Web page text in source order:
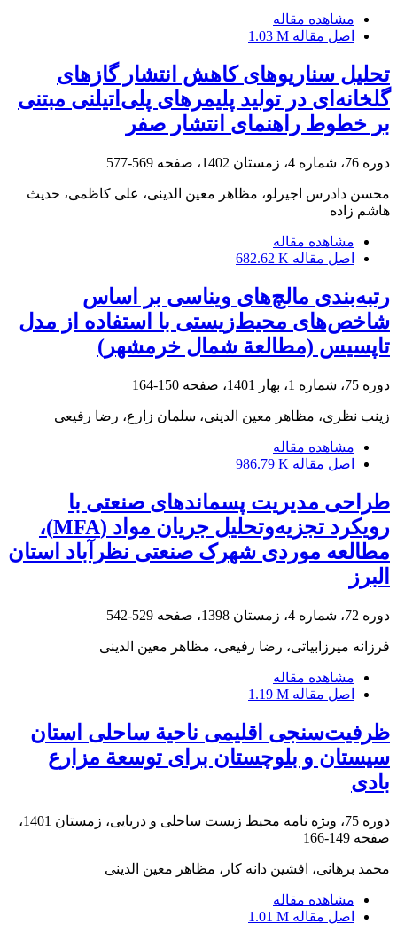
مشاهده مقاله
اصل مقاله 1.03 M
تحلیل سناریو‌های کاهش انتشار گازهای
گلخانه‌ای در تولید پلیمر‌های پلی‌اتیلنی مبتنی
بر خطوط راهنمای انتشار صفر
دوره 76، شماره 4، زمستان 1402، صفحه 569-577
محسن دادرس اجیرلو، مظاهر معین الدینی، علی کاظمی، حدیث
هاشم زاده
مشاهده مقاله
اصل مقاله 682.62 K
رتبه‌بندی مالچ‌های ویناسی بر اساس
شاخص‌های محیط‌زیستی با استفاده از مدل
تاپسیس (مطالعة شمال خرمشهر)
دوره 75، شماره 1، بهار 1401، صفحه 150-164
زینب نظری، مظاهر معین الدینی، سلمان زارع، رضا رفیعی
مشاهده مقاله
اصل مقاله 986.79 K
طراحی مدیریت پسماندهای صنعتی با
رویکرد تجزیه‌وتحلیل جریان مواد (MFA)،
مطالعه موردی شهرک صنعتی نظرآباد استان
البرز
دوره 72، شماره 4، زمستان 1398، صفحه 529-542
فرزانه میرزابیاتی، رضا رفیعی، مظاهر معین الدینی
مشاهده مقاله
اصل مقاله 1.19 M
ظرفیت‌سنجی اقلیمی ناحیة ساحلی استان
سیستان و بلوچستان برای توسعة مزارع
بادی
دوره 75، ویژه نامه محیط زیست ساحلی و دریایی، زمستان 1401،
صفحه 149-166
محمد برهانی، افشین دانه کار، مظاهر معین الدینی
مشاهده مقاله
اصل مقاله 1.01 M